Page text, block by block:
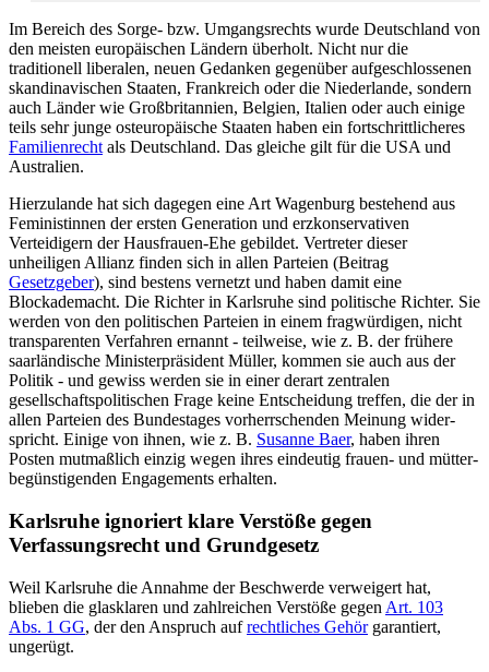
Im Bereich des Sorge- bzw. Umgangsrechts wurde Deutschland von
den meisten europäischen Ländern überholt. Nicht nur die
traditionell liberalen, neuen Gedanken gegenüber auf­geschlossenen
skandinavischen Staaten, Frankreich oder die Niederlande, sondern
auch Länder wie Großbritannien, Belgien, Italien oder auch einige
teils sehr junge ost­europäische Staaten haben ein fort­schrittlicheres
Familienrecht als Deutschland. Das gleiche gilt für die USA und
Australien.
Hierzulande hat sich dagegen eine Art Wagenburg bestehend aus
Feministinnen der ersten Generation und erz­konservativen
Verteidigern der Hausfrauen-Ehe gebildet. Vertreter dieser
unheiligen Allianz finden sich in allen Parteien (Beitrag
Gesetzgeber), sind bestens vernetzt und haben damit eine
Blockademacht. Die Richter in Karlsruhe sind politische Richter. Sie
werden von den politischen Parteien in einem fragwürdigen, nicht
transparenten Verfahren ernannt - teilweise, wie z. B. der frühere
saarländische Ministerpräsident Müller, kommen sie auch aus der
Politik - und gewiss werden sie in einer derart zentralen
gesellschaftspolitischen Frage keine Entscheidung treffen, die der in
allen Parteien des Bundestages vor­herrschenden Meinung wider­
spricht. Einige von ihnen, wie z. B. Susanne Baer, haben ihren
Posten mutmaßlich einzig wegen ihres eindeutig frauen- und mütter­
begünstigenden Engagements erhalten.
Karlsruhe ignoriert klare Verstöße gegen
Verfassungsrecht und Grundgesetz
Weil Karlsruhe die Annahme der Beschwerde verweigert hat,
blieben die glasklaren und zahlreichen Verstöße gegen Art. 103
Abs. 1 GG, der den Anspruch aufrechtliches Gehörgarantiert,
ungerügt.